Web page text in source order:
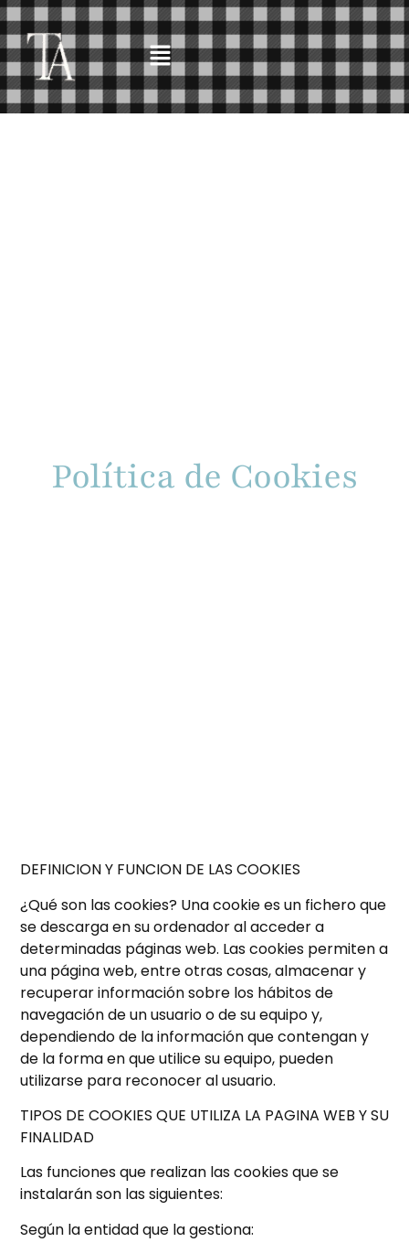
Política de Cookies
DEFINICION Y FUNCION DE LAS COOKIES
¿Qué son las cookies? Una cookie es un fichero que
se descarga en su ordenador al acceder a
determinadas páginas web. Las cookies permiten a
una página web, entre otras cosas, almacenar y
recuperar información sobre los hábitos de
navegación de un usuario o de su equipo y,
dependiendo de la información que contengan y
de la forma en que utilice su equipo, pueden
utilizarse para reconocer al usuario.
TIPOS DE COOKIES QUE UTILIZA LA PAGINA WEB Y SU
FINALIDAD
Las funciones que realizan las cookies que se
instalarán son las siguientes:
Según la entidad que la gestiona: